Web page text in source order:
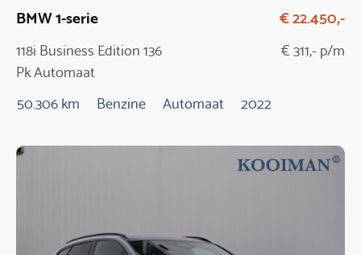
BMW 1-serie
118i Business Edition 136
Pk Automaat
€ 22.450,-
€ 311,- p/m
50.306 km Benzine Automaat 2022